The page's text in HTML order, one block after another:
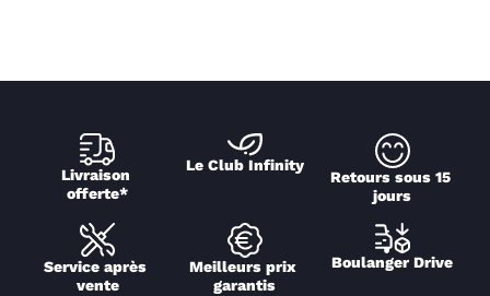
Livraison
offerte*
Le Club Infinity
Retours sous 15
jours
Service après
vente
Meilleurs prix
garantis
Boulanger Drive